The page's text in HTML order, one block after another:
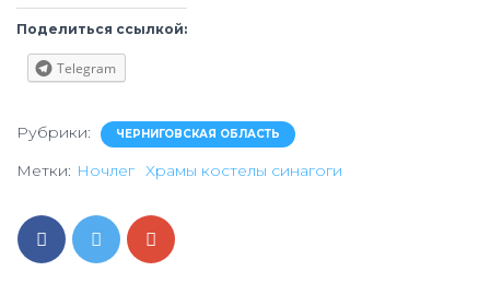
Поделиться ссылкой:
Telegram
Рубрики: ЧЕРНИГОВСКАЯ ОБЛАСТЬ
Метки: Ночлег Храмы костелы синагоги